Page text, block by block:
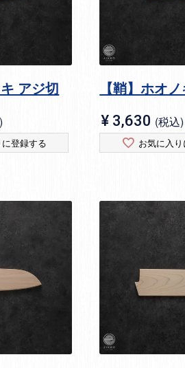
アジ切
登録する
【鞘】ホオ
¥ 3,630 税込
お気に入